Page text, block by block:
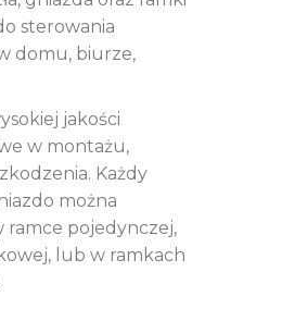
sterowania
domu, biurze,
jakości
w montażu,
Każdy
można
ramce pojedynczej,
lub w ramkach